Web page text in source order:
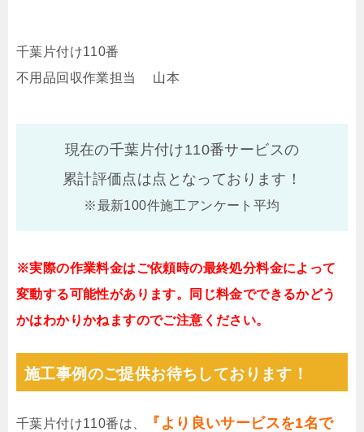
千葉片付け110番
不用品回収作業担当 山本
現在の千葉片付け110番サービスの
累計評価点は点となっております！
※最新100件施工アンケート平均
※実際の作業料金はご依頼時の最終処分料金によって
変動する可能性があります。同じ料金でできるかどう
かはわかりかねますのでご注意ください。
施工事例のご提供お待ちしております！
千葉片付け110番は、
『より良いサービスを1名で